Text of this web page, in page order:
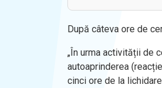
După câteva ore de
„În urma activității de
autoaprinderea
cinci ore de la